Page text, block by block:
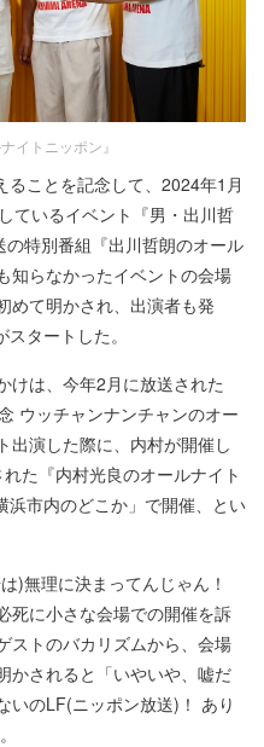
イトニッポン』
ことを記念して、2024年1月
ているイベント『男・出川哲
特別番組『出川哲朗のオール
知らなかったイベントの会場
めて明かされ、出演者も発
タートした。
けは、今年2月に放送された
ウッチャンナンチャンのオー
出演した際に、内村が開催し
た『内村光良のオールナイト
浜市内のどこか」で開催、とい
)無理に決まってんじゃん！
死に小さな会場での開催を訴
ストのバカリズムから、会場
かされると「いやいや、嘘だ
いのLF(ニッポン放送)！ あり